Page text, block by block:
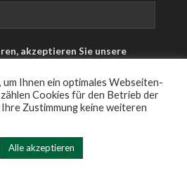
akzeptieren Sie unsere
Ihnen ein optimales Webseiten-
Cookies für den Betrieb der
Zustimmung keine weiteren
Alle akzeptieren